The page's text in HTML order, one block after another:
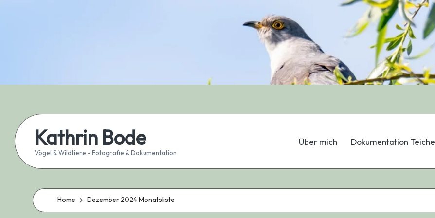
Kathrin Bode
Vögel & Wildtiere - Fotografie & Dokumentation
Über mich Dokumentation Teiche
Home Dezember 2024 Monatsliste